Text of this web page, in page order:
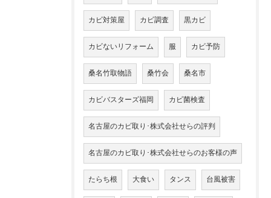
カビ対策屋 カビ調査 黒カビ
カビないリフォーム 服 カビ予防
桑名竹取物語 桑竹会 桑名市
カビバスターズ福岡 カビ菌検査
名古屋のカビ取り･株式会社せらの評判
名古屋のカビ取り･株式会社せらのお客様の声
たらち根 大食い タンス 台風被害